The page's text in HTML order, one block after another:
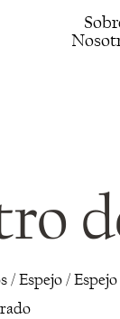
/Espejo/